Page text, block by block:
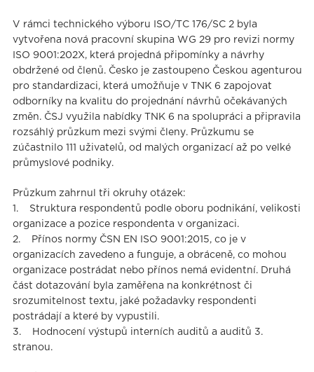
V rámci technického výboru ISO/TC 176/SC 2 byla
vytvořena nová pracovní skupina WG 29 pro revizi normy
ISO 9001:202X, která projedná připomínky a návrhy
obdržené od členů. Česko je zastoupeno Českou agenturou
pro standardizaci, která umožňuje v TNK 6 zapojovat
odborníky na kvalitu do projednání návrhů očekávaných
změn. ČSJ využila nabídky TNK 6 na spolupráci a připravila
rozsáhlý průzkum mezi svými členy. Průzkumu se
zúčastnilo 111 uživatelů, od malých organizací až po velké
průmyslové podniky.
Průzkum zahrnul tři okruhy otázek:
1. Struktura respondentů podle oboru podnikání, velikosti
organizace a pozice respondenta v organizaci.
2. Přínos normy ČSN EN ISO 9001:2015, co je v
organizacích zavedeno a funguje, a obráceně, co mohou
organizace postrádat nebo přínos nemá evidentní. Druhá
část dotazování byla zaměřena na konkrétnost či
srozumitelnost textu, jaké požadavky respondenti
postrádají a které by vypustili.
3. Hodnocení výstupů interních auditů a auditů 3.
stranou.